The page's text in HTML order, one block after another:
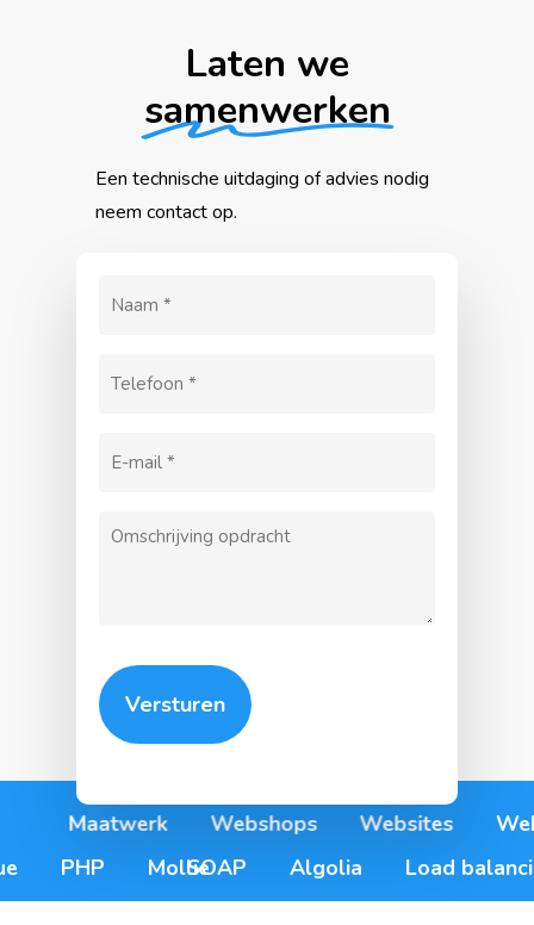
Laten we
samenwerken
Een technische uitdaging ofadvies nodig
neem contactop.
Naam
Telefoon
E-
(Vereist)
Omschrijving
Maatwerk Webshops Websites
PHP MollieSOAP Algolia Load